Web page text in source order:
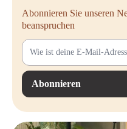
Abonnieren Sie unseren
beanspruchen
Abonnieren